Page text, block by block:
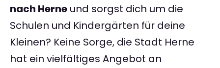
nach Herne und sorgst dich um die
Schulen und Kindergärten für deine
Kleinen? Keine Sorge, die Stadt Herne
hat ein vielfältiges Angebot an